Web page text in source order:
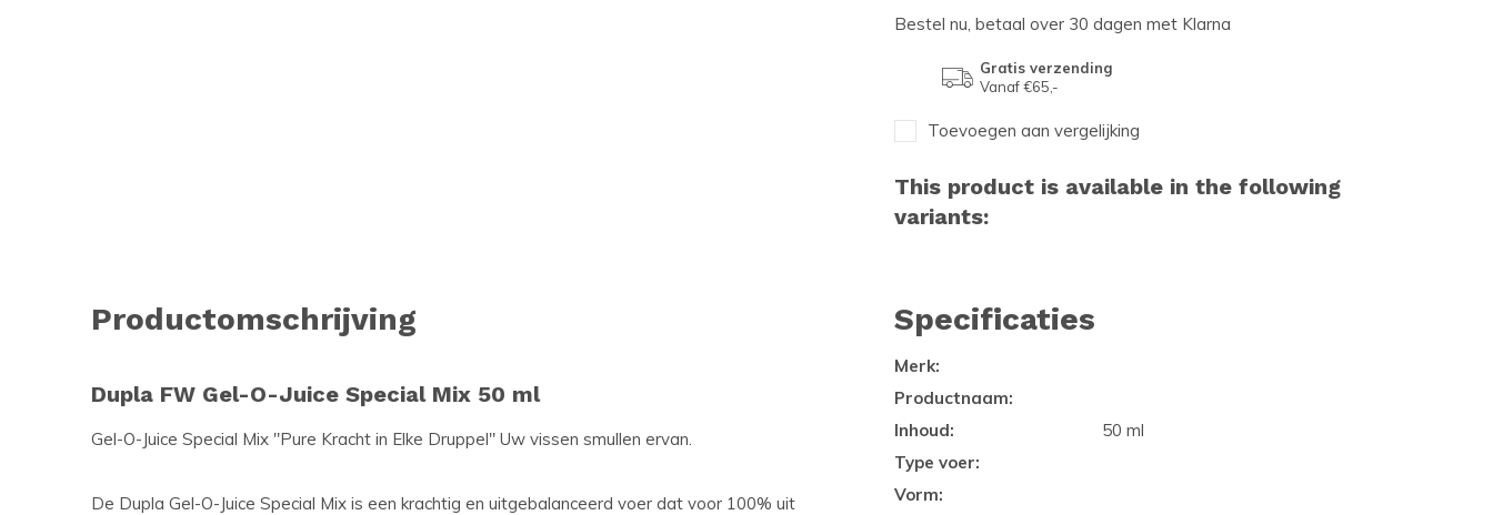
Bestel nu, betaal over 30 dagen met Klarna
Gratis verzending
Vanaf €65,-
Toevoegen aan vergelijking
This product is available in the following
variants:
Productomschrijving
Dupla FW Gel-O-Juice Special Mix 50 ml
Gel-O-Juice Special Mix "Pure Kracht in Elke Druppel" Uw vissen smullen ervan.
De Dupla Gel-O-Juice Special Mix is een krachtig en uitgebalanceerd voer dat voor 100% uit
Specificaties
Merk:
Productnaam:
Inhoud:
50 ml
Type voer:
Vorm: